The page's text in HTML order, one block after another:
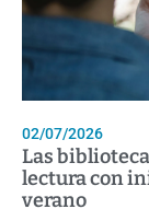
02/07/2026
Las
lectura con
verano